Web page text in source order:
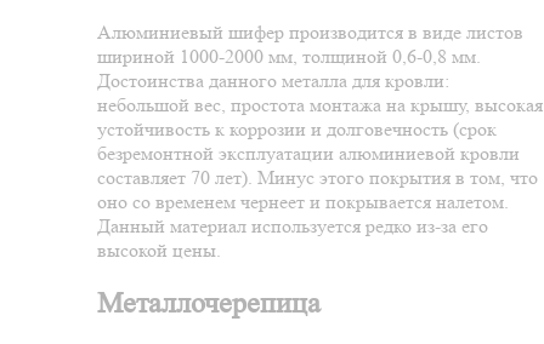
Алюминиевый шифер производится в виде листов
шириной 1000-2000 мм, толщиной 0,6-0,8 мм.
Достоинства данного металла для кровли:
небольшой вес, простота монтажа на крышу, высокая
устойчивость к коррозии и долговечность (срок
безремонтной эксплуатации алюминиевой кровли
составляет 70 лет). Минус этого покрытия в том, что
оно со временем чернеет и покрывается налетом.
Данный материал используется редко из-за его
высокой цены.
Металлочерепица